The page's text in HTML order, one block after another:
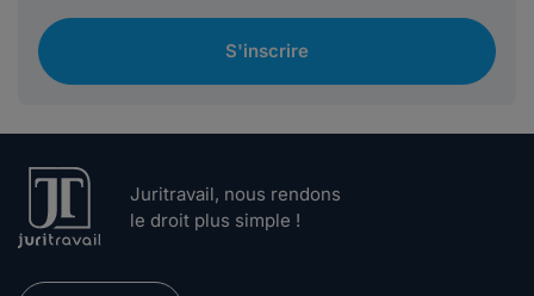
S'inscrire
Juritravail, nous rendons
le droit plus simple !